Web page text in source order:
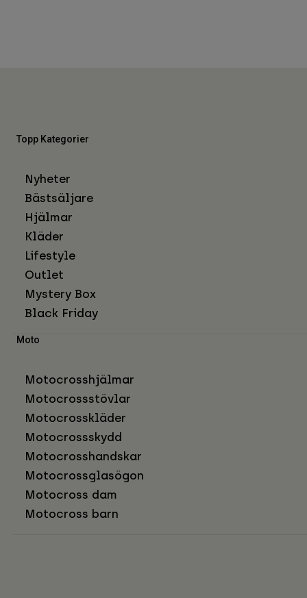
Topp Kategorier
Nyheter
Bästsäljare
Hjälmar
Kläder
Lifestyle
Outlet
Mystery Box
Black Friday
Moto
Motocrosshjälmar
Motocrossstövlar
Motocrosskläder
Motocrossskydd
Motocrosshandskar
Motocrossglasögon
Motocross dam
Motocross barn